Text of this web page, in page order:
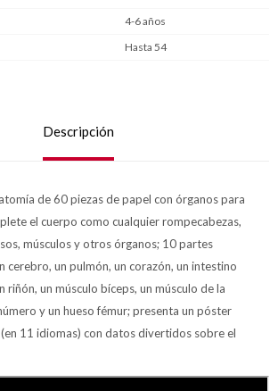
4-6 años
Hasta 54
Descripción
de 60 piezas de papel con órganos para
el cuerpo como cualquier rompecabezas,
músculos y otros órganos; 10 partes
cerebro, un pulmón, un corazón, un intestino
riñón, un músculo bíceps, un músculo de la
y un hueso fémur; presenta un póster
11 idiomas) con datos divertidos sobre el